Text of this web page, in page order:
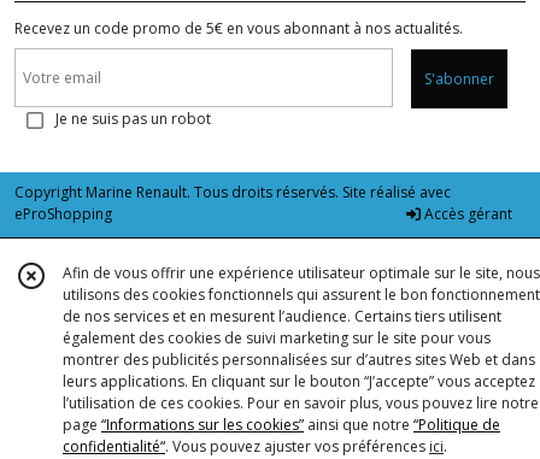
Recevez un code promo de 5€ en vous abonnant à nos actualités.
S'abonner
Je ne suis pas un robot
Copyright Marine Renault. Tous droits réservés. Site réalisé avec
eProShopping
Accès gérant
Afin de vous offrir une expérience utilisateur optimale sur le site, nous
utilisons des cookies fonctionnels qui assurent le bon fonctionnement
de nos services et en mesurent l’audience. Certains tiers utilisent
également des cookies de suivi marketing sur le site pour vous
montrer des publicités personnalisées sur d’autres sites Web et dans
leurs applications. En cliquant sur le bouton “J’accepte” vous acceptez
l’utilisation de ces cookies. Pour en savoir plus, vous pouvez lire notre
page “Informations sur les cookies” ainsi que notre “Politique de
confidentialité“. Vous pouvez ajuster vos préférences ici.